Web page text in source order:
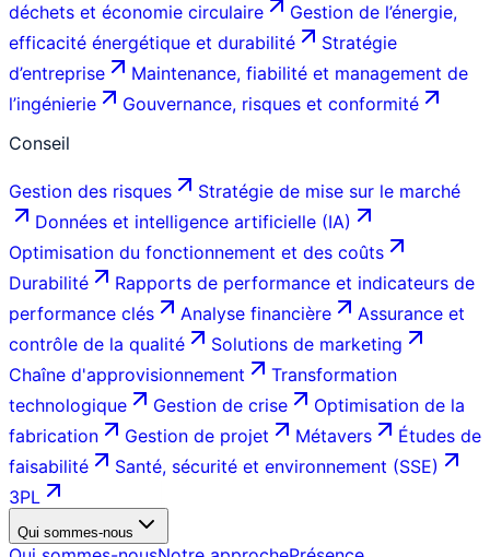
déchets et économie circulaire
Gestion de l’énergie,
efficacité énergétique et durabilité
Stratégie
d’entreprise
Maintenance, fiabilité et management de
l’ingénierie
Gouvernance, risques et conformité
Conseil
Gestion des risques
Stratégie de mise sur le marché
Données et intelligence artificielle (IA)
Optimisation du fonctionnement et des coûts
Durabilité
Rapports de performance et indicateurs de
performance clés
Analyse financière
Assurance et
contrôle de la qualité
Solutions de marketing
Chaîne d'approvisionnement
Transformation
technologique
Gestion de crise
Optimisation de la
fabrication
Gestion de projet Métavers
Études de
faisabilité
Santé, sécurité et environnement (SSE)
3PL
Qui sommes-nous